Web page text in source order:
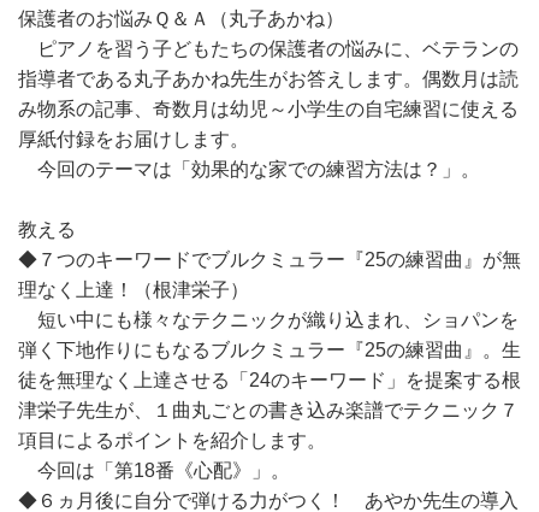
保護者のお悩みＱ＆Ａ（丸子あかね）
ピアノを習う子どもたちの保護者の悩みに、ベテランの
指導者である丸子あかね先生がお答えします。偶数月は読
み物系の記事、奇数月は幼児～小学生の自宅練習に使える
厚紙付録をお届けします。
今回のテーマは「効果的な家での練習方法は？」。
教える
◆７つのキーワードでブルクミュラー『25の練習曲』が無
理なく上達！（根津栄子）
短い中にも様々なテクニックが織り込まれ、ショパンを
弾く下地作りにもなるブルクミュラー『25の練習曲』。生
徒を無理なく上達させる「24のキーワード」を提案する根
津栄子先生が、１曲丸ごとの書き込み楽譜でテクニック７
項目によるポイントを紹介します。
今回は「第18番《心配》」。
◆６ヵ月後に自分で弾ける力がつく！ あやか先生の導入